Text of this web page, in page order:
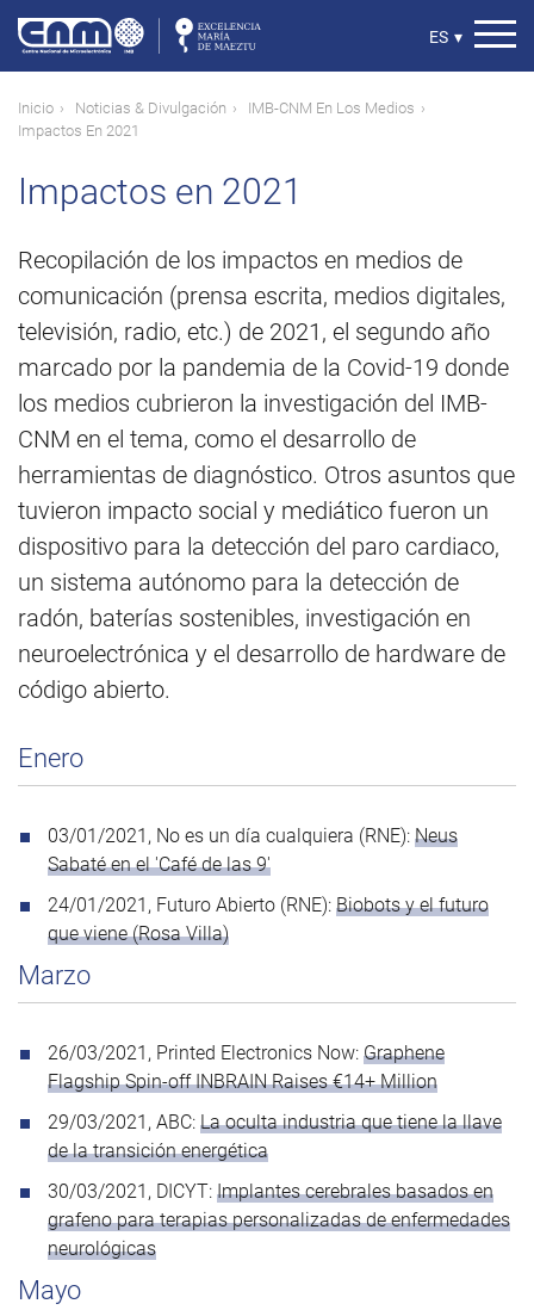
contenido
principal
Select
ES ▾
Ruta
de
navegación
Inicio Noticias & Divulgación
IMB-CNM En Los Medios
Impactos En 2021
Impactos en 2021
Recopilación de los impactos en medios de
comunicación (prensa escrita, medios digitales,
televisión, radio, etc.) de 2021, el segundo año
marcado por la pandemia de la Covid-19 donde
los medios cubrieron la investigación del IMB-
CNM en el tema, como el desarrollo de
herramientas de diagnóstico. Otros asuntos que
tuvieron impacto social y mediático fueron un
dispositivo para la detección del paro cardiaco,
un sistema autónomo para la detección de
radón, baterías sostenibles, investigación en
neuroelectrónica y el desarrollo de hardware de
código abierto.
Enero
03/01/2021, No es un día cualquiera (RNE): Neus
Sabaté en el 'Café de las 9'
24/01/2021, Futuro Abierto (RNE): Biobots y el futuro
que viene (Rosa Villa)
Marzo
26/03/2021, Printed Electronics Now: Graphene
Flagship Spin-off INBRAIN Raises €14+ Million
29/03/2021, ABC: La oculta industria que tiene la llave
de la transición energética
30/03/2021, DICYT: Implantes cerebrales basados en
grafeno para terapias personalizadas de enfermedades
neurológicas
Mayo